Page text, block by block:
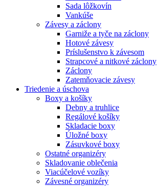
Sada lôžkovín
Vankúše
Závesy a záclony
Garniže a tyče na záclony
Hotové závesy
Príslušenstvo k závesom
Strapcové a nitkové záclony
Záclony
Zatemňovacie závesy
Triedenie a úschova
Boxy a košíky
Debny a truhlice
Regálové košíky
Skladacie boxy
Úložné boxy
Zásuvkové boxy
Ostatné organizéry
Skladovanie oblečenia
Viacúčelové vozíky
Závesné organizéry